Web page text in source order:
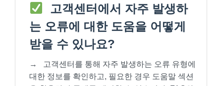
고객센터에서 자주 발생하
는 오류에 대한 도움을 어떻게
받을 수 있나요?
→
고객센터를 통해 자주 발생하는 오류 유형에
대한 정보를 확인하고, 필요한 경우 도움말 섹션